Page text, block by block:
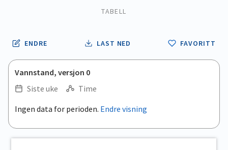
TABELL
ENDRE LAST NED FAVORITT
Vannstand, versjon 0
Siste uke
Time
.
View as data table, .
Ingen data for perioden. Endre visning